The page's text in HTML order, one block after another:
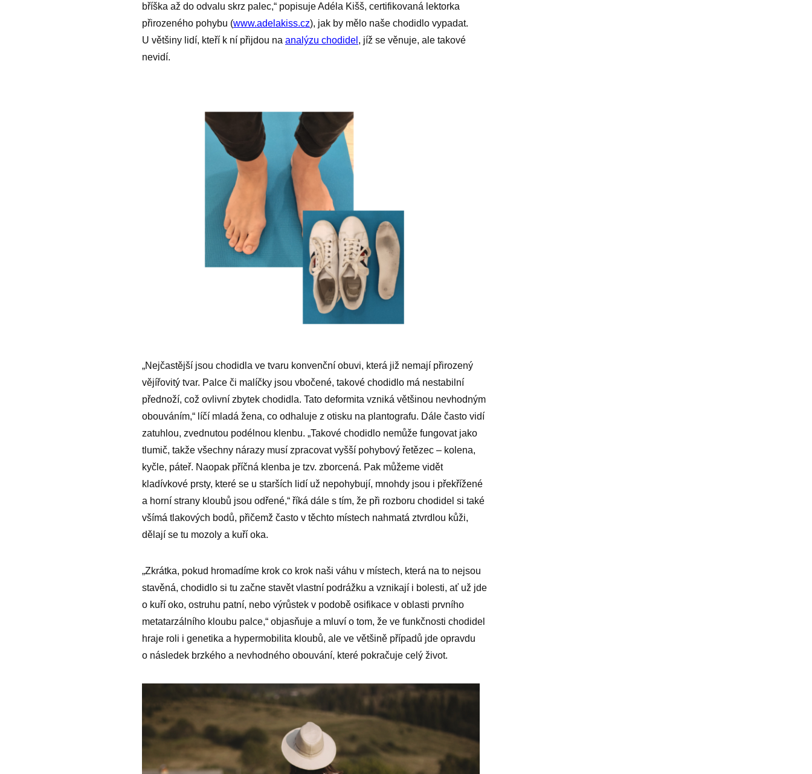
bříška až do odvalu skrz palec,“ popisuje Adéla Kišš, certifikovaná lektorka
přirozeného pohybu (www.adelakiss.cz), jak by mělo naše chodidlo vypadat.
U většiny lidí, kteří k ní přijdou na analýzu chodidel , jíž se věnuje, ale takové
nevidí.
„Nejčastější jsou chodidla ve tvaru konvenční obuvi, která již nemají přirozený
vějířovitý tvar. Palce či malíčky jsou vbočené, takové chodidlo má nestabilní
přednoží, což ovlivní zbytek chodidla. Tato deformita vzniká většinou nevhodným
obouváním,“ líčí mladá žena, co odhaluje z otisku na plantografu. Dále často vidí
zatuhlou, zvednutou podélnou klenbu. „Takové chodidlo nemůže fungovat jako
tlumič, takže všechny nárazy musí zpracovat vyšší pohybový řetězec – kolena,
kyčle, páteř. Naopak příčná klenba je tzv. zborcená. Pak můžeme vidět
kladívkové prsty, které se u starších lidí už nepohybují, mnohdy jsou i překřížené
a horní strany kloubů jsou odřené,“ říká dále s tím, že při rozboru chodidel si také
všímá tlakových bodů, přičemž často v těchto místech nahmatá ztvrdlou kůži,
dělají se tu mozoly a kuří oka.
„Zkrátka, pokud hromadíme krok co krok naši váhu v místech, která na to nejsou
stavěná, chodidlo si tu začne stavět vlastní podrážku a vznikají i bolesti, ať už jde
o kuří oko, ostruhu patní, nebo výrůstek v podobě osifikace v oblasti prvního
metatarzálního kloubu palce,“ objasňuje a mluví o tom, že ve funkčnosti chodidel
hraje roli i genetika a hypermobilita kloubů, ale ve většině případů jde opravdu
o následek brzkého a nevhodného obouvání, které pokračuje celý život.